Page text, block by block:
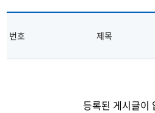
번호 제목
등록된 게시글이